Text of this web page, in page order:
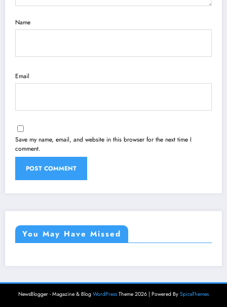
Name
Email
Save my name, email, and website in this browser for the next time I
comment.
You May Have Missed
NewsBlogger - Magazine & Blog WordPress Theme 2026 | Powered By SpiceThemes